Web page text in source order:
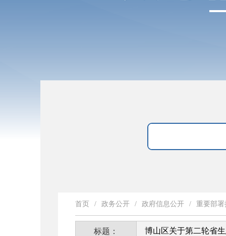
首页 / 政务公开 / 政府信息公开 / 重要部
标题： 博山区关于第二轮省